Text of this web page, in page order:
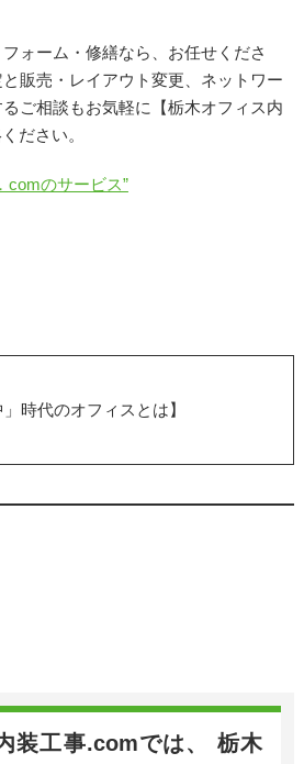
ォーム・修繕なら、お任せくださ
販売・レイアウト変更、ネットワー
ご相談もお気軽に【栃木オフィス内
ださい。
comのサービス”
」時代のオフィスとは】
装工事.comでは、 栃木